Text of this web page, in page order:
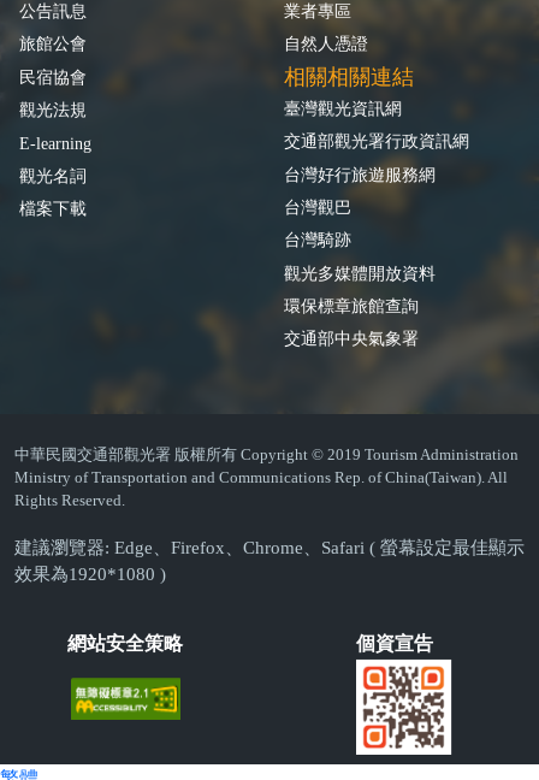
公告訊息
旅館公會
民宿協會
觀光法規
E-learning
觀光名詞
檔案下載
業者專區
自然人憑證
相關相關連結
臺灣觀光資訊網
交通部觀光署行政資訊網
台灣好行旅遊服務網
台灣觀巴
台灣騎跡
觀光多媒體開放資料
環保標章旅館查詢
交通部中央氣象署
中華民國交通部觀光署 版權所有 Copyright © 2019 Tourism Administration
Ministry of Transportation and Communications Rep. of China(Taiwan). All
Rights Reserved.
建議瀏覽器: Edge、Firefox、Chrome、Safari ( 螢幕設定最佳顯示
效果為1920*1080 )
網站安全策略 個資宣告